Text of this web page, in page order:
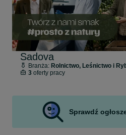
Sadova
Branża: Rolnictwo, Leśnictwo i
3oferty pracy
Sprawdź